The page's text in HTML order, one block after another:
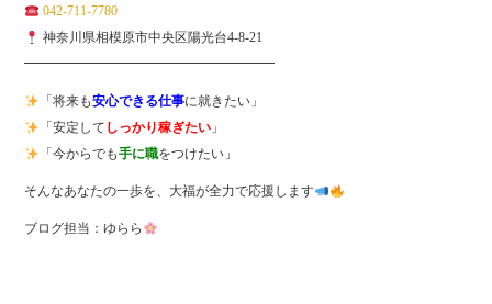
042-711-7780
神奈川県相模原市中央区陽光台4-8-21
━━━━━━━━━━━━━━━━━━━
「将来も安心できる仕事に就きたい」
「安定して しっかり稼ぎたい 」
「今からでも手に職をつけたい」
そんなあなたの一歩を、大福が全力で応援します
ブログ担当：ゆらら